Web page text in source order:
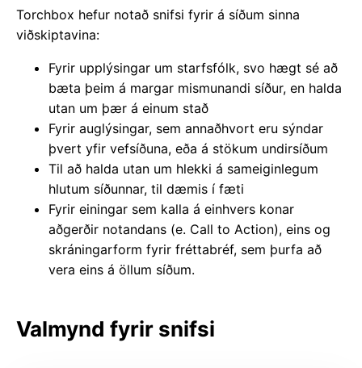
Torchbox hefur notað snifsi fyrir á síðum sinna
viðskiptavina:
Fyrir upplýsingar um starfsfólk, svo hægt sé að
bæta þeim á margar mismunandi síður, en halda
utan um þær á einum stað
Fyrir auglýsingar, sem annaðhvort eru sýndar
þvert yfir vefsíðuna, eða á stökum undirsíðum
Til að halda utan um hlekki á sameiginlegum
hlutum síðunnar, til dæmis í fæti
Fyrir einingar sem kalla á einhvers konar
aðgerðir notandans (e. Call to Action), eins og
skráningarform fyrir fréttabréf, sem þurfa að
vera eins á öllum síðum.
Valmynd fyrir snifsi